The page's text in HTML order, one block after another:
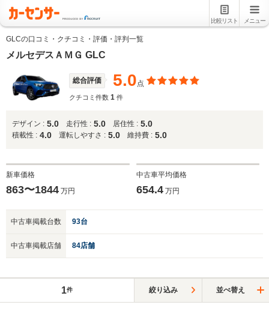
比較リスト メニュー
GLCの口コミ・クチコミ・評価・評判一覧
メルセデスＡＭＧ GLC
総合評価 5.0点
クチコミ件数 1 件
デザイン : 5.0 走行性 : 5.0 居住性 : 5.0
積載性 : 4.0 運転しやすさ : 5.0 維持費 : 5.0
新車価格
863〜1844 万円
中古車平均価格
654.4万円
中古車掲載台数 93台
中古車掲載店舗 84店舗
1件 絞り込み 並べ替え